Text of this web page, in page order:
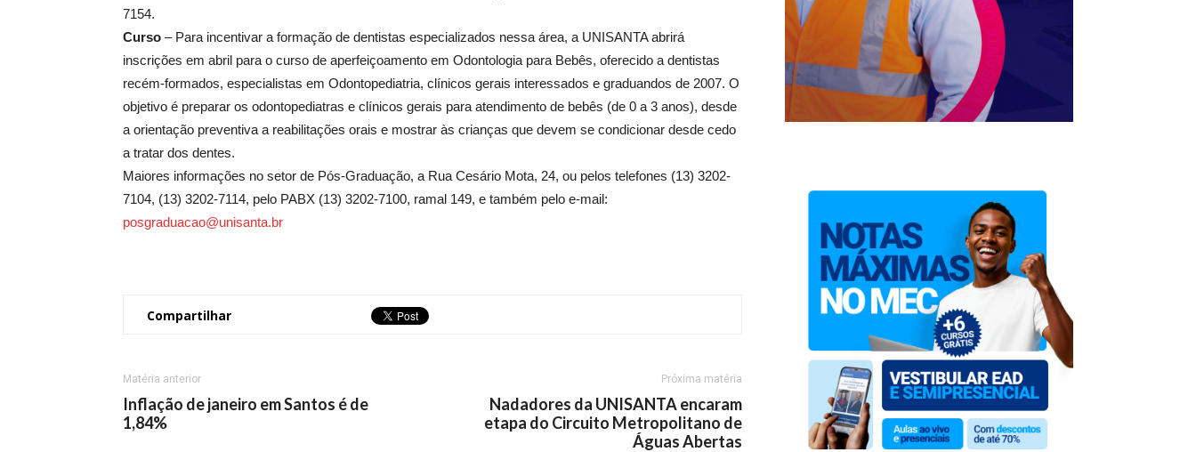
7154.
Curso – Para incentivar a formação de dentistas especializados nessa área, a UNISANTA abrirá
inscrições em abril para o curso de aperfeiçoamento em Odontologia para Bebês, oferecido a dentistas
recém-formados, especialistas em Odontopediatria, clínicos gerais interessados e graduandos de 2007. O
objetivo é preparar os odontopediatras e clínicos gerais para atendimento de bebês (de 0 a 3 anos), desde
a orientação preventiva a reabilitações orais e mostrar às crianças que devem se condicionar desde cedo
a tratar dos dentes.
Maiores informações no setor de Pós-Graduação, a Rua Cesário Mota, 24, ou pelos telefones (13) 3202-
7104, (13) 3202-7114, pelo PABX (13) 3202-7100, ramal 149, e também pelo e-mail:
posgraduacao@unisanta.br
Compartilhar
Matéria anterior
Inflação de janeiro em Santos é de
1,84%
Próxima matéria
Nadadores da UNISANTA encaram
etapa do Circuito Metropolitano de
Águas Abertas